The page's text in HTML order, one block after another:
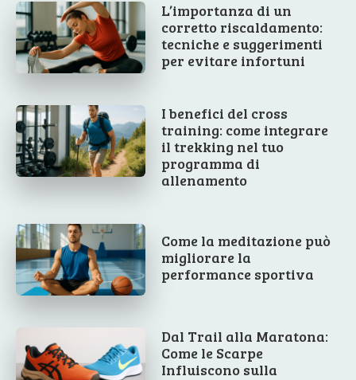
L’importanza di un
corretto riscaldamento:
tecniche e suggerimenti
per evitare infortuni
I benefici del cross
training: come integrare
il trekking nel tuo
programma di
allenamento
Come la meditazione può
migliorare la
performance sportiva
Dal Trail alla Maratona:
Come le Scarpe
Influiscono sulla